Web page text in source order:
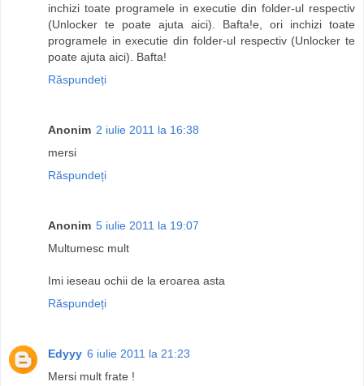
inchizi toate programele in executie din folder-ul respectiv
(Unlocker te poate ajuta aici). Bafta!e, ori inchizi toate
programele in executie din folder-ul respectiv (Unlocker te
poate ajuta aici). Bafta!
Răspundeți
Anonim 2 iulie 2011 la 16:38
mersi
Răspundeți
Anonim 5 iulie 2011 la 19:07
Multumesc mult
Imi ieseau ochii de la eroarea asta
Răspundeți
Edyyy 6 iulie 2011 la 21:23
Mersi mult frate !